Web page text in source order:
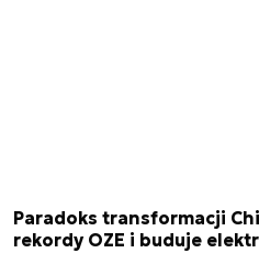
Paradoks transformacji
rekordy OZE i buduje